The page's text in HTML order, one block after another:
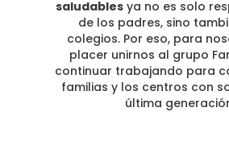
saludablesya no es solo
de los padres, sino
colegios. Por eso, para
placer unirnos al grupo
continuar trabajando para
familias y los centros con
última